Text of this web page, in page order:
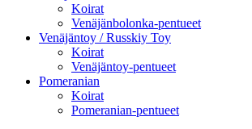
Koirat
Venäjänbolonka-pentueet
Venäjäntoy / Russkiy Toy
Koirat
Venäjäntoy-pentueet
Pomeranian
Koirat
Pomeranian-pentueet